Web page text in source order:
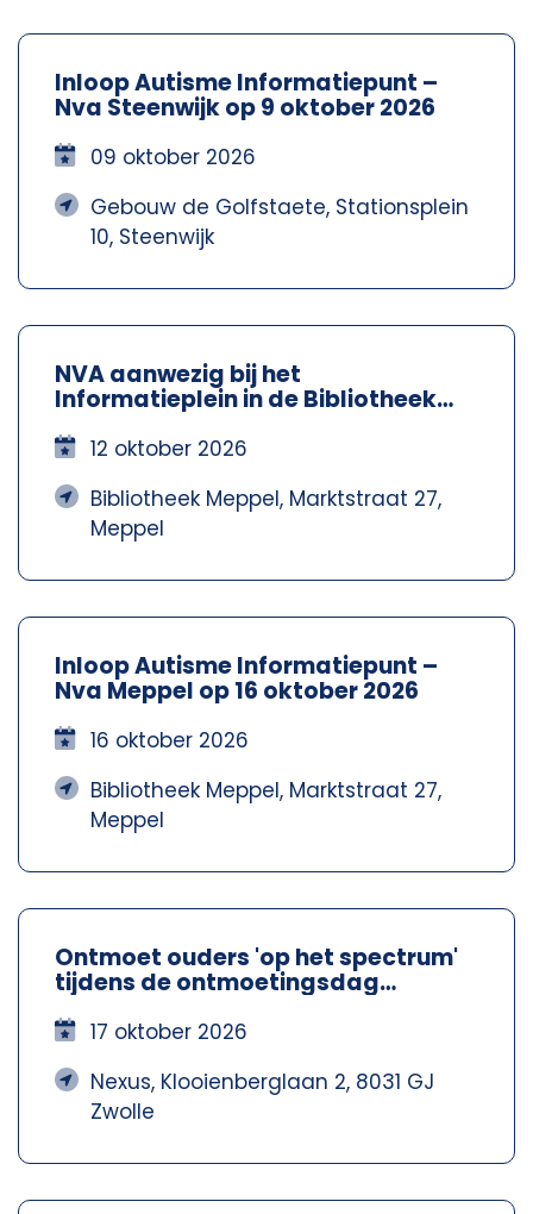
Inloop Autisme Informatiepunt –
Nva Steenwijk op 9 oktober 2026
09 oktober 2026
Gebouw de Golfstaete, Stationsplein
10, Steenwijk
NVA aanwezig bij het
Informatieplein in de Bibliotheek
Meppel
12 oktober 2026
Bibliotheek Meppel, Marktstraat 27,
Meppel
Inloop Autisme Informatiepunt –
Nva Meppel op 16 oktober 2026
16 oktober 2026
Bibliotheek Meppel, Marktstraat 27,
Meppel
Ontmoet ouders 'op het spectrum'
tijdens de ontmoetingsdag
17 oktober 2026
Nexus, Klooienberglaan 2, 8031 GJ
Zwolle